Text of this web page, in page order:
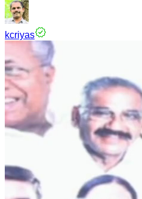
kcriyas